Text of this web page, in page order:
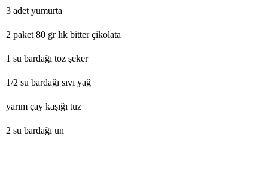
3 adet yumurta
2 paket 80 gr lık bitter çikolata
1 su bardağı toz şeker
1/2 su bardağı sıvı yağ
yarım çay kaşığı tuz
2 su bardağı un